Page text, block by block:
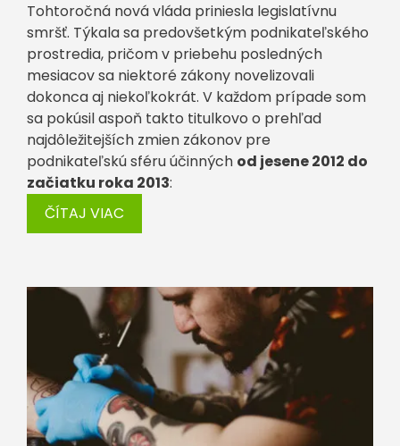
Tohtoročná nová vláda priniesla legislatívnu
smršť. Týkala sa predovšetkým podnikateľského
prostredia, pričom v priebehu posledných
mesiacov sa niektoré zákony novelizovali
dokonca aj niekoľkokrát. V každom prípade som
sa pokúsil aspoň takto titulkovo o prehľad
najdôležitejších zmien zákonov pre
podnikateľskú sféru účinných od jesene 2012 do
začiatku roka 2013:
ČÍTAJ VIAC